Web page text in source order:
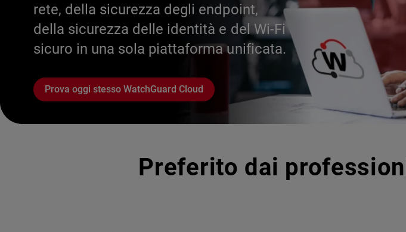
rete, della sicurezza degli endpoint,
della sicurezza delle identità e del Wi-Fi
sicuro in una sola piattaforma unificata.
Prova oggi stesso WatchGuard Cloud
Preferito dai